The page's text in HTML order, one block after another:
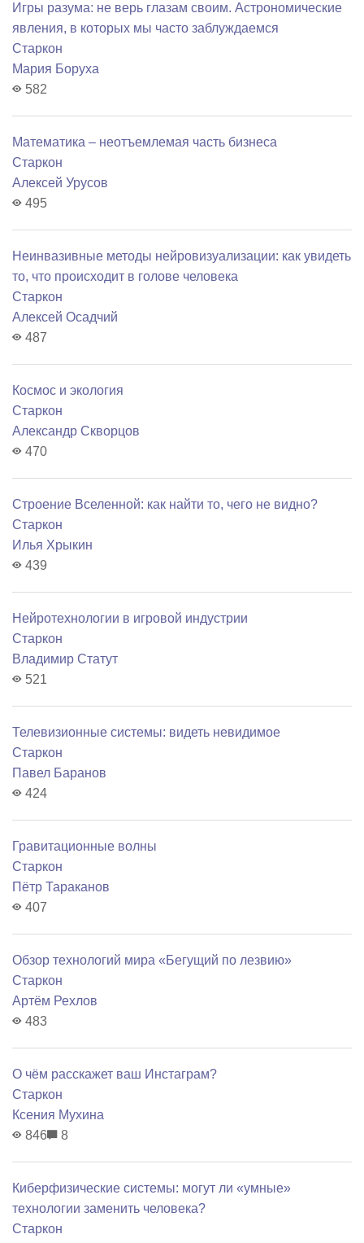
Игры разума: не верь глазам своим. Астрономические
явления, в которых мы часто заблуждаемся
Старкон
Мария Боруха
582
Математика – неотъемлемая часть бизнеса
Старкон
Алексей Урусов
495
Неинвазивные методы нейровизуализации: как увидеть
то, что происходит в голове человека
Старкон
Алексей Осадчий
487
Космос и экология
Старкон
Александр Скворцов
470
Строение Вселенной: как найти то, чего не видно?
Старкон
Илья Хрыкин
439
Нейротехнологии в игровой индустрии
Старкон
Владимир Статут
521
Телевизионные системы: видеть невидимое
Старкон
Павел Баранов
424
Гравитационные волны
Старкон
Пётр Тараканов
407
Обзор технологий мира «Бегущий по лезвию»
Старкон
Артём Рехлов
483
О чём расскажет ваш Инстаграм?
Старкон
Ксения Мухина
846
8
Киберфизические системы: могут ли «умные»
технологии заменить человека?
Старкон